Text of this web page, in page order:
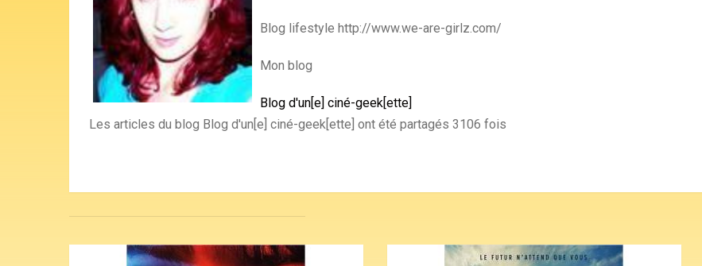
Blog lifestyle http://www.we-are-girlz.com/
Mon blog
Blog d'un[e] ciné-geek[ette]
Les articles du blog Blog d'un[e] ciné-geek[ette] ont été partagés 3106 fois